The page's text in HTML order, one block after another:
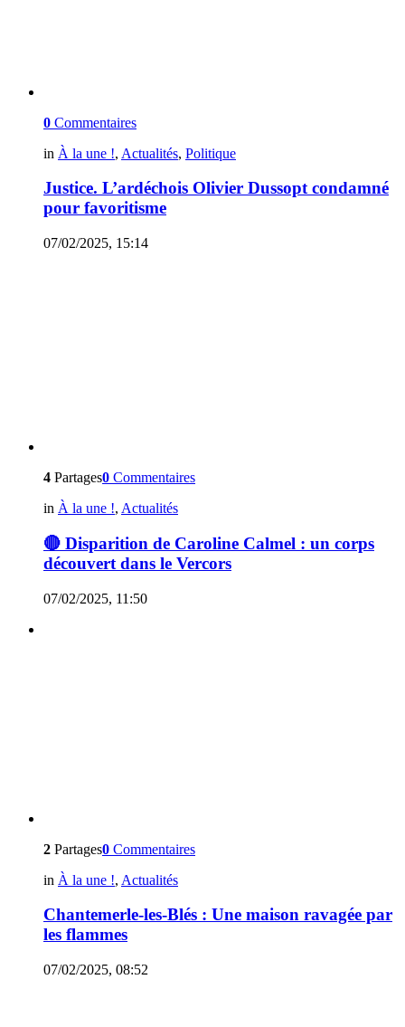
0 Commentaires
in À la une !, Actualités, Politique
Justice. L’ardéchois Olivier Dussopt condamné
pour favoritisme
07/02/2025, 15:14
4 Partages0 Commentaires
in À la une !, Actualités
🔴 Disparition de Caroline Calmel : un corps
découvert dans le Vercors
07/02/2025, 11:50
2 Partages0 Commentaires
in À la une !, Actualités
Chantemerle-les-Blés : Une maison ravagée par
les flammes
07/02/2025, 08:52